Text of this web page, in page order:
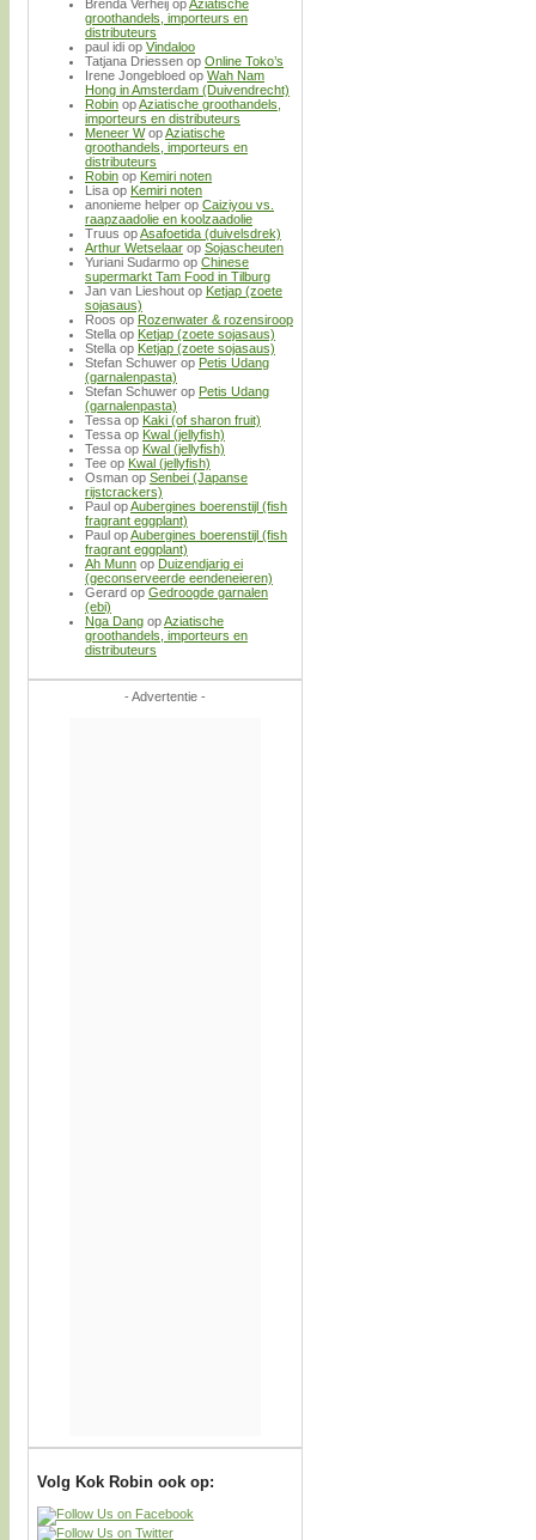
Brenda Verheij opAziatische
groothandels, importeurs en
distributeurs
paul idi op Vindaloo
Tatjana Driessen op Online Toko’s
Irene Jongebloed op Wah Nam
Hong in Amsterdam (Duivendrecht)
Robin opAziatische groothandels,
importeurs en distributeurs
Meneer WopAziatische
groothandels, importeurs en
distributeurs
Robin op Kemiri noten
Lisa op Kemiri noten
anonieme helper op Caiziyou vs.
raapzaadolie en koolzaadolie
Truus opAsafoetida (duivelsdrek)
Arthur Wetselaar op Sojascheuten
Yuriani Sudarmo op Chinese
supermarkt Tam Food in Tilburg
Jan van Lieshout op Ketjap (zoete
sojasaus)
Roos op Rozenwater & rozensiroop
Stella op Ketjap (zoete sojasaus)
Stella op Ketjap (zoete sojasaus)
Stefan Schuwer op Petis Udang
(garnalenpasta)
Stefan Schuwer op Petis Udang
(garnalenpasta)
Tessa op Kaki (of sharon fruit)
Tessa op Kwal (jellyfish)
Tessa op Kwal (jellyfish)
Tee op Kwal (jellyfish)
Osman op Senbei (Japanse
rijstcrackers)
Paul opAubergines boerenstijl (fish
fragrant eggplant)
Paul opAubergines boerenstijl (fish
fragrant eggplant)
Ah Munn op Duizendjarig ei
(geconserveerde eendeneieren)
Gerard op Gedroogde garnalen
(ebi)
Nga Dang opAziatische
groothandels, importeurs en
distributeurs
- Advertentie -
Volg Kok Robin ook op: